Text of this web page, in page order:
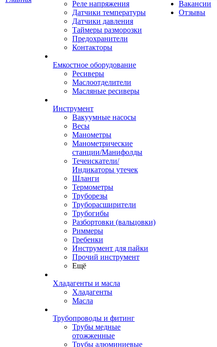
Реле напряжения
Датчики температуры
Датчики давления
Таймеры разморозки
Предохранители
Контакторы
Емкостное оборудование
Ресиверы
Маслоотделители
Масляные ресиверы
Инструмент
Вакуумные насосы
Весы
Манометры
Манометрические
станции/Манифолды
Течеискатели/
Индикаторы утечек
Шланги
Термометры
Труборезы
Труборасширители
Трубогибы
Разбортовки (вальцовки)
Риммеры
Гребенки
Инструмент для пайки
Прочий инструмент
Ещё
Хладагенты и масла
Хладагенты
Масла
Трубопроводы и фитинг
Трубы медные
отожженные
Трубы алюминиевые
Вакансии
Отзывы